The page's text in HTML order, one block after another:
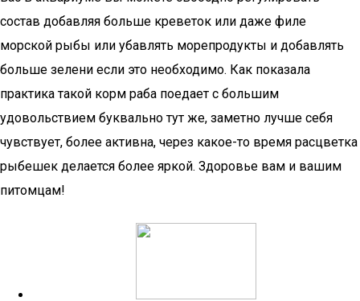
состав добавляя больше креветок или даже филе
морской рыбы или убавлять морепродукты и добавлять
больше зелени если это необходимо. Как показала
практика такой корм раба поедает с большим
удовольствием буквально тут же, заметно лучше себя
чувствует, более активна, через какое-то время расцветка
рыбешек делается более яркой. Здоровье вам и вашим
питомцам!